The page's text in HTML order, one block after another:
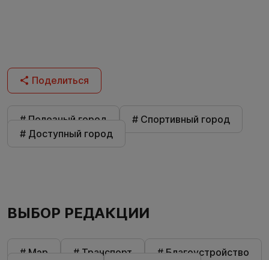
Поделиться
# Полезный город
# Спортивный город
# Доступный город
ВЫБОР РЕДАКЦИИ
# Мэр # Транспорт
# Благоустройство